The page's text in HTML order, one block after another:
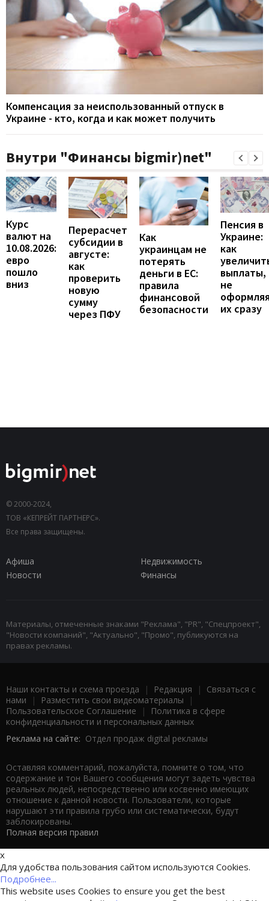
Компенсация за неиспользованный отпуск в
Украине - кто, когда и как может получить
Внутри "Финансы bigmir)net"
Курс
валют на
10.08.2026:
евро
пошло
вниз
Перерасчет
субсидии в
августе:
как
проверить
новую
сумму
через ПФУ
Как
украинцам не
потерять
деньги в ЕС:
правила
финансовой
безопасности
Пенсия в
Украине:
как
выплаты,
не
их сразу
© 2000-2024,
ТОВ «КЕПРЕЙТ ПАРТНЕРС».
Все права защищены.
Афиша
Недвижимость
Новости
Финансы
Материалы, отмеченные знаками "Реклама", "PR", "Спецпроект",
"Новости компаний", "Актуально", "Промо", публикуются на
правах рекламы.
Наши контакты и схема проезда | Редакция | Связаться с
нами | Разместить свои видеоматериалы |
Пользовательское Соглашение |
Политика в сфере
конфиденциальности и персональных данных
Реклама на сайте: Отдел продаж digital рекламы
Оставляя комментарий, пожалуйста, помните о том, что
содержание и тон Вашего сообщения могут задеть чувства
реальных людей, непосредственно или косвенно имеющих
отношение к данной новости. Пользователи, которые
нарушают эти правила грубо или систематически, будут
заблокированы.
Полная версия правил
x
Для удобства пользования сайтом используются Cookies.
Подробнее...
This website uses Cookies to ensure you get the best